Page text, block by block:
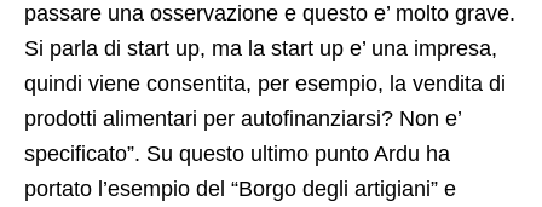
passare una osservazione e questo e’ molto grave.
Si parla di start up, ma la start up e’ una impresa,
quindi viene consentita, per esempio, la vendita di
prodotti alimentari per autofinanziarsi? Non e’
specificato”. Su questo ultimo punto Ardu ha
portato l’esempio del “Borgo degli artigiani” e